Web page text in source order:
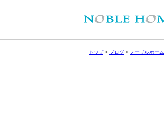
トップ> ブログ > ノーブルホー